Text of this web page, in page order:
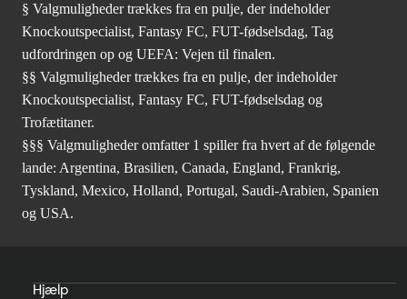
§ Valgmuligheder trækkes fra en pulje, der indeholder
Knockoutspecialist, Fantasy FC, FUT-fødselsdag, Tag
udfordringen op og UEFA: Vejen til finalen.
§§ Valgmuligheder trækkes fra en pulje, der indeholder
Knockoutspecialist, Fantasy FC, FUT-fødselsdag og
Trofætitaner.
§§§ Valgmuligheder omfatter 1 spiller fra hvert af de følgende
lande: Argentina, Brasilien, Canada, England, Frankrig,
Tyskland, Mexico, Holland, Portugal, Saudi-Arabien, Spanien
og USA.
Hjælp